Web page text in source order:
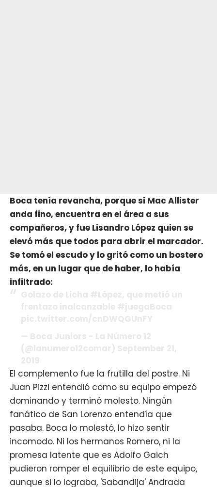
Boca tenía revancha, porque si Mac Allister
anda fino, encuentra en el área a sus
compañeros, y fue Lisandro López quien se
elevó más que todos para abrir el marcador.
Se tomó el escudo y lo gritó como un bostero
más, en un lugar que de haber, lo había
infiltrado:
El complemento fue la frutilla del postre. Ni
Juan Pizzi entendió como su equipo empezó
dominando y terminó molesto. Ningún
fanático de San Lorenzo entendía que
pasaba. Boca lo molestó, lo hizo sentir
incomodo. Ni los hermanos Romero, ni la
promesa latente que es Adolfo Gaich
pudieron romper el equilibrio de este equipo,
aunque si lo lograba, 'Sabandija' Andrada